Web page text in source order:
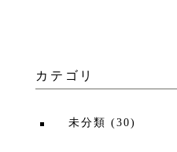
カテゴリ
未分類 (30)